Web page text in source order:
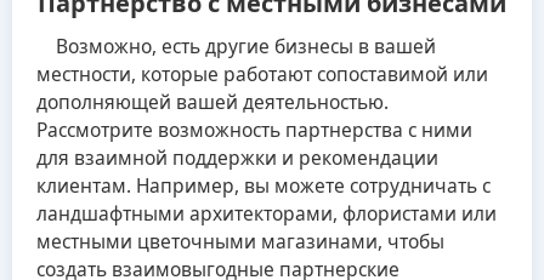
Возможно, есть другие бизнесы в вашей
местности, которые работают сопоставимой или
дополняющей вашей деятельностью.
Рассмотрите возможность партнерства с ними
для взаимной поддержки и рекомендации
клиентам. Например, вы можете сотрудничать с
ландшафтными архитекторами, флористами или
местными цветочными магазинами, чтобы
создать взаимовыгодные партнерские